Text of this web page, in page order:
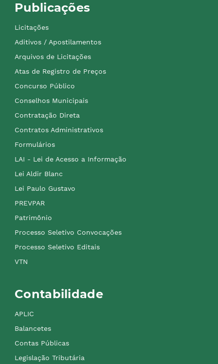
Publicações
Licitações
Aditivos / Apostilamentos
Arquivos de Licitações
Atas de Registro de Preços
Concurso Público
Conselhos Municipais
Contratação Direta
Contratos Administrativos
Formulários
LAI - Lei de Acesso a Informação
Lei Aldir Blanc
Lei Paulo Gustavo
PREVPAR
Patrimônio
Processo Seletivo Convocações
Processo Seletivo Editais
VTN
Contabilidade
APLIC
Balancetes
Contas Públicas
Legislação Tributária